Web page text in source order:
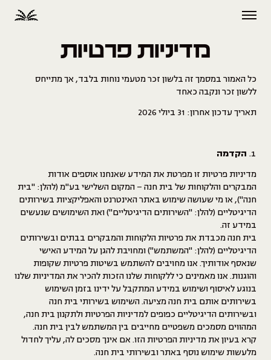
מדיניות פרטיות
כל האמור במסמך זה בלשון זכר מטעמי נוחות בלבד, אך מתייחס
ללשון זכר ונקבה כאחד
תאריך עדכון אחרון: 31 ביולי 2026
הקדמה
מדיניות פרטיות זו מפרטת את המידע שאנחנו אוספים אודות
המבקרים והלקוחות של בית חנה – המקום השלישי בע"מ (להלן: "בית
חנה"), או מי שעושה שימוש באתר האינטרנט והאפליקציות בשירותים
הדיגיטליים (להלן: "השירותים הדיגיטליים") ואת השימושים שנעשים
במידע זה.
בית חנה מכבדת את פרטיות הלקוחות והמבקרים בבתים ובשירותים
הדיגיטליים (להלן: "המשתמש") ומחויבת להגן על המידע האישי
שנאסף אודותיך. אנו מחויבים להשתמש בשיטות פרטיות שקופות
והוגנות. אנו מאמינים כי ללקוחות שלנו הזכות להכיר את המדיניות שלנו
בנוגע לאיסוף ושימוש במידע המתקבל על ידינו בזמן השימוש
בשירותים אותם בית חנה מציעה. השימוש בשירותי בית חנה
ובשירותים הדיגיטליים כפופים למדיניות הפרטיות ולתקנון בית חנה,
המהווים מסמכים משפטיים מחייבים בין המשתמש לבין בית חנה.
קרא בעיון את מדיניות הפרטיות הזו. אם אינך מסכים לה, עליך לחדול
מלעשות שימוש נוסף באתר ובשירותי בית חנה.